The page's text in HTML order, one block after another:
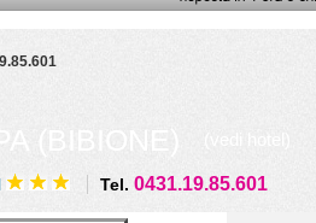
(BIBIONE)
Tel. 0431.19.85.601